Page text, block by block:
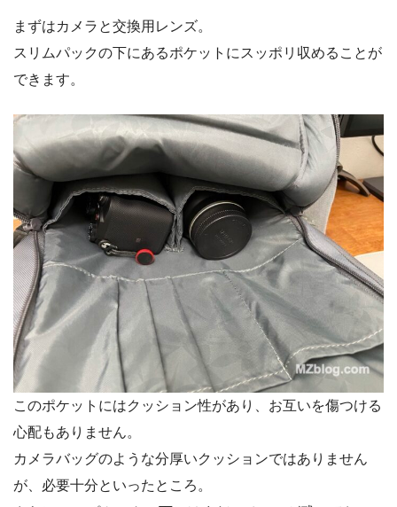
まずはカメラと交換用レンズ。
スリムパックの下にあるポケットにスッポリ収めることが
できます。
このポケットにはクッション性があり、お互いを傷つける
心配もありません。
カメラバッグのような分厚いクッションではありません
が、必要十分といったところ。